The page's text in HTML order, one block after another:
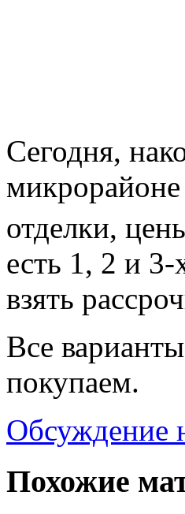
Сегодня,
отделки,
есть 1, 2 и
взять
Все
покупаем.
Обсуждение
Похожие